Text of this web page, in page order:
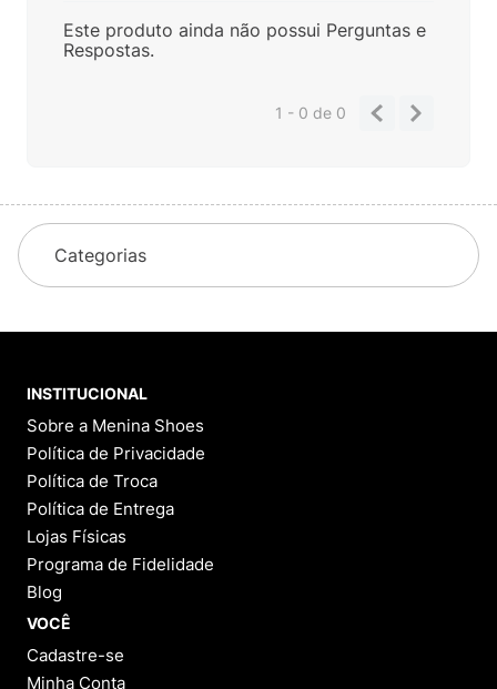
Este produto ainda não possui Perguntas e
Respostas.
1 - 0de 0
Categorias
INSTITUCIONAL
Sobre a Menina Shoes
Política de Privacidade
Política de Troca
Política de Entrega
Lojas Físicas
Programa de Fidelidade
Blog
VOCÊ
Cadastre-se
Minha Conta